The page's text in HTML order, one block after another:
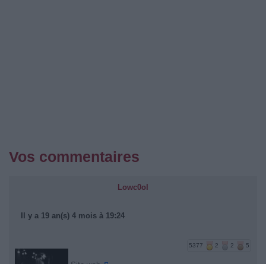
Vos commentaires
Lowc0ol
Il y a 19 an(s) 4 mois à 19:24
5377 2 2 5